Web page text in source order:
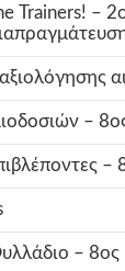
Trainers! –
–
–
–